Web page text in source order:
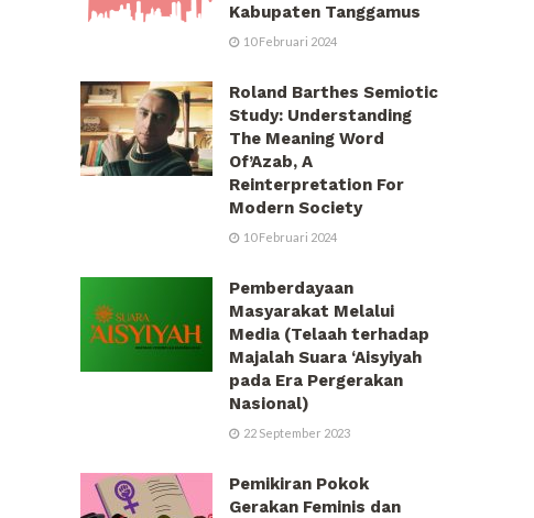
Kabupaten Tanggamus
10 Februari 2024
Roland Barthes Semiotic
Study: Understanding
The Meaning Word
Of’Azab, A
Reinterpretation For
Modern Society
10 Februari 2024
Pemberdayaan
Masyarakat Melalui
Media (Telaah terhadap
Majalah Suara ‘Aisyiyah
pada Era Pergerakan
Nasional)
22 September 2023
Pemikiran Pokok
Gerakan Feminis dan